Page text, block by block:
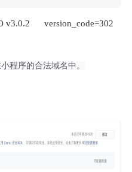
version_code=302
程序的合法域名中。